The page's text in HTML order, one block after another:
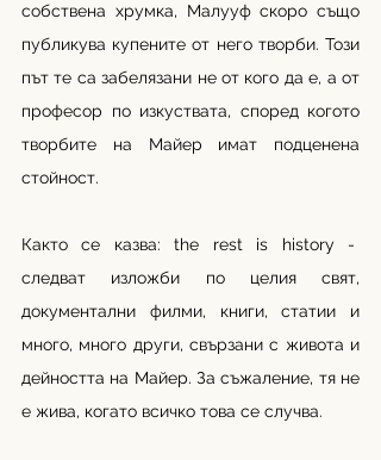
собствена хрумка, Малууф скоро също
публикува купените от него творби. Този
път те са забелязани не от кого да е, а от
професор по изкуствата, според когото
творбите на Майер имат подценена
стойност.
Както се казва: the rest is history -
следват изложби по целия свят,
документални филми, книги, статии и
много, много други, свързани с живота и
дейността на Майер. За съжаление, тя не
е жива, когато всичко това се случва.